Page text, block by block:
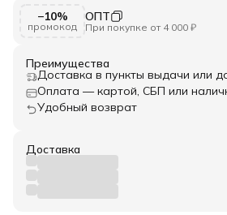
−10%
промокод
ОПТ
При покупке от 4 000 ₽
Преимущества
Доставка в пункты выдачи или
Оплата — картой, СБП или
Удобный возврат
Доставка